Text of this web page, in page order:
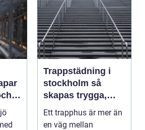
Trappstädning i
stockholm så
skapas trygga,
rena och hållbara
trapphus
Ett trapphus är mer än
en väg mellan